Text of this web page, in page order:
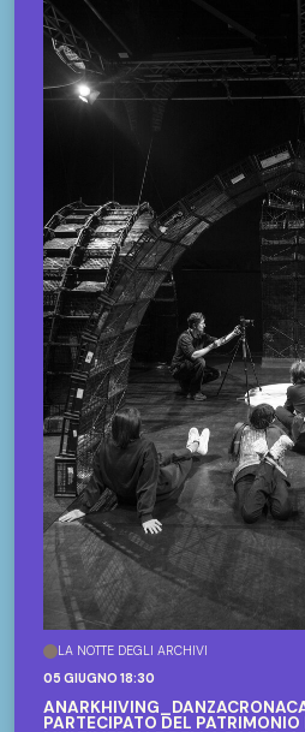
LA NOTTE DEGLI ARCHIVI
05 GIUGNO 18:30
PARTECIPATO DEL